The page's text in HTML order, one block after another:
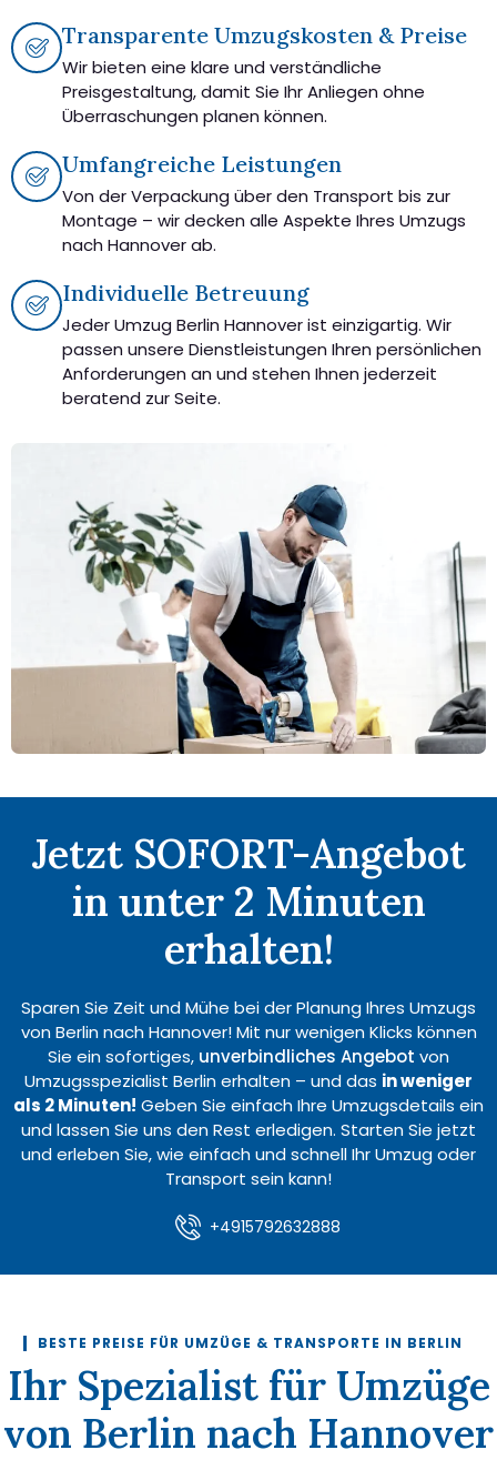
Transparente Umzugskosten & Preise
Wir bieten eine klare und verständliche
Preisgestaltung, damit Sie Ihr Anliegen ohne
Überraschungen planen können.
Umfangreiche Leistungen
Von der Verpackung über den Transport bis zur
Montage – wir decken alle Aspekte Ihres Umzugs
nach Hannover ab.
Individuelle Betreuung
Jeder Umzug Berlin Hannover ist einzigartig. Wir
passen unsere Dienstleistungen Ihren persönlichen
Anforderungen an und stehen Ihnen jederzeit
beratend zur Seite.
Jetzt SOFORT-Angebot
in unter 2 Minuten
erhalten!
Sparen Sie Zeit und Mühe bei der Planung Ihres Umzugs
von Berlin nach Hannover! Mit nur wenigen Klicks können
Sie ein sofortiges, unverbindliches Angebot von
Umzugsspezialist Berlin erhalten – und das in weniger
als 2 Minuten! Geben Sie einfach Ihre Umzugsdetails ein
und lassen Sie uns den Rest erledigen. Starten Sie jetzt
und erleben Sie, wie einfach und schnell Ihr Umzug oder
Transport sein kann!
+4915792632888
BESTE PREISE FÜR UMZÜGE & TRANSPORTE IN BERLIN
Ihr Spezialist für Umzüge
von Berlin nach Hannover